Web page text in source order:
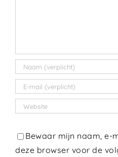
Bewaar mijn naam, e-
deze browser voor de